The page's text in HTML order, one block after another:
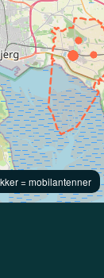
= mobilantenner